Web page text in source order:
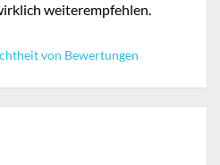
weiterempfehlen.
von Bewertungen